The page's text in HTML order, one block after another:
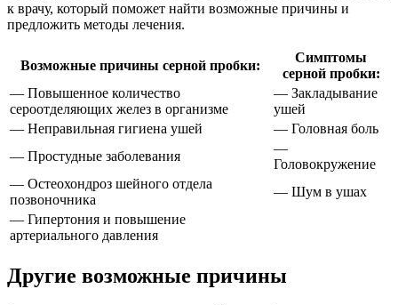
к врачу, который поможет найти возможные причины и
предложить методы лечения.
Возможные причины серной пробки:
Симптомы
серной пробки:
— Повышенное количество
сероотделяющих желез в организме
— Закладывание
ушей
— Неправильная гигиена ушей
— Головная боль
— Простудные заболевания
—
Головокружение
— Остеохондроз шейного отдела
позвоночника
— Шум в ушах
— Гипертония и повышение
артериального давления
Другие возможные причины